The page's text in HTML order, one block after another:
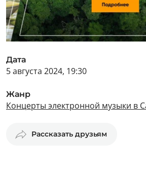
Дата
5 августа 2024, 19:30
Жанр
Концерты электронной музыки в
Рассказать друзьям